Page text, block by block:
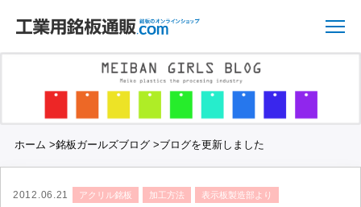
ホーム >銘板ガールズブログ>ブログを更新しました
2012.06.21 アクリル銘板 加工方法 表示板製造部より